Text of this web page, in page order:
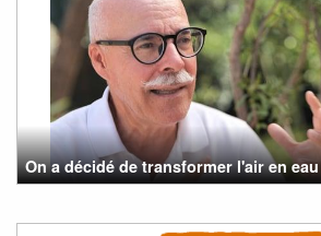
On a décidé de transformer l'air en eau